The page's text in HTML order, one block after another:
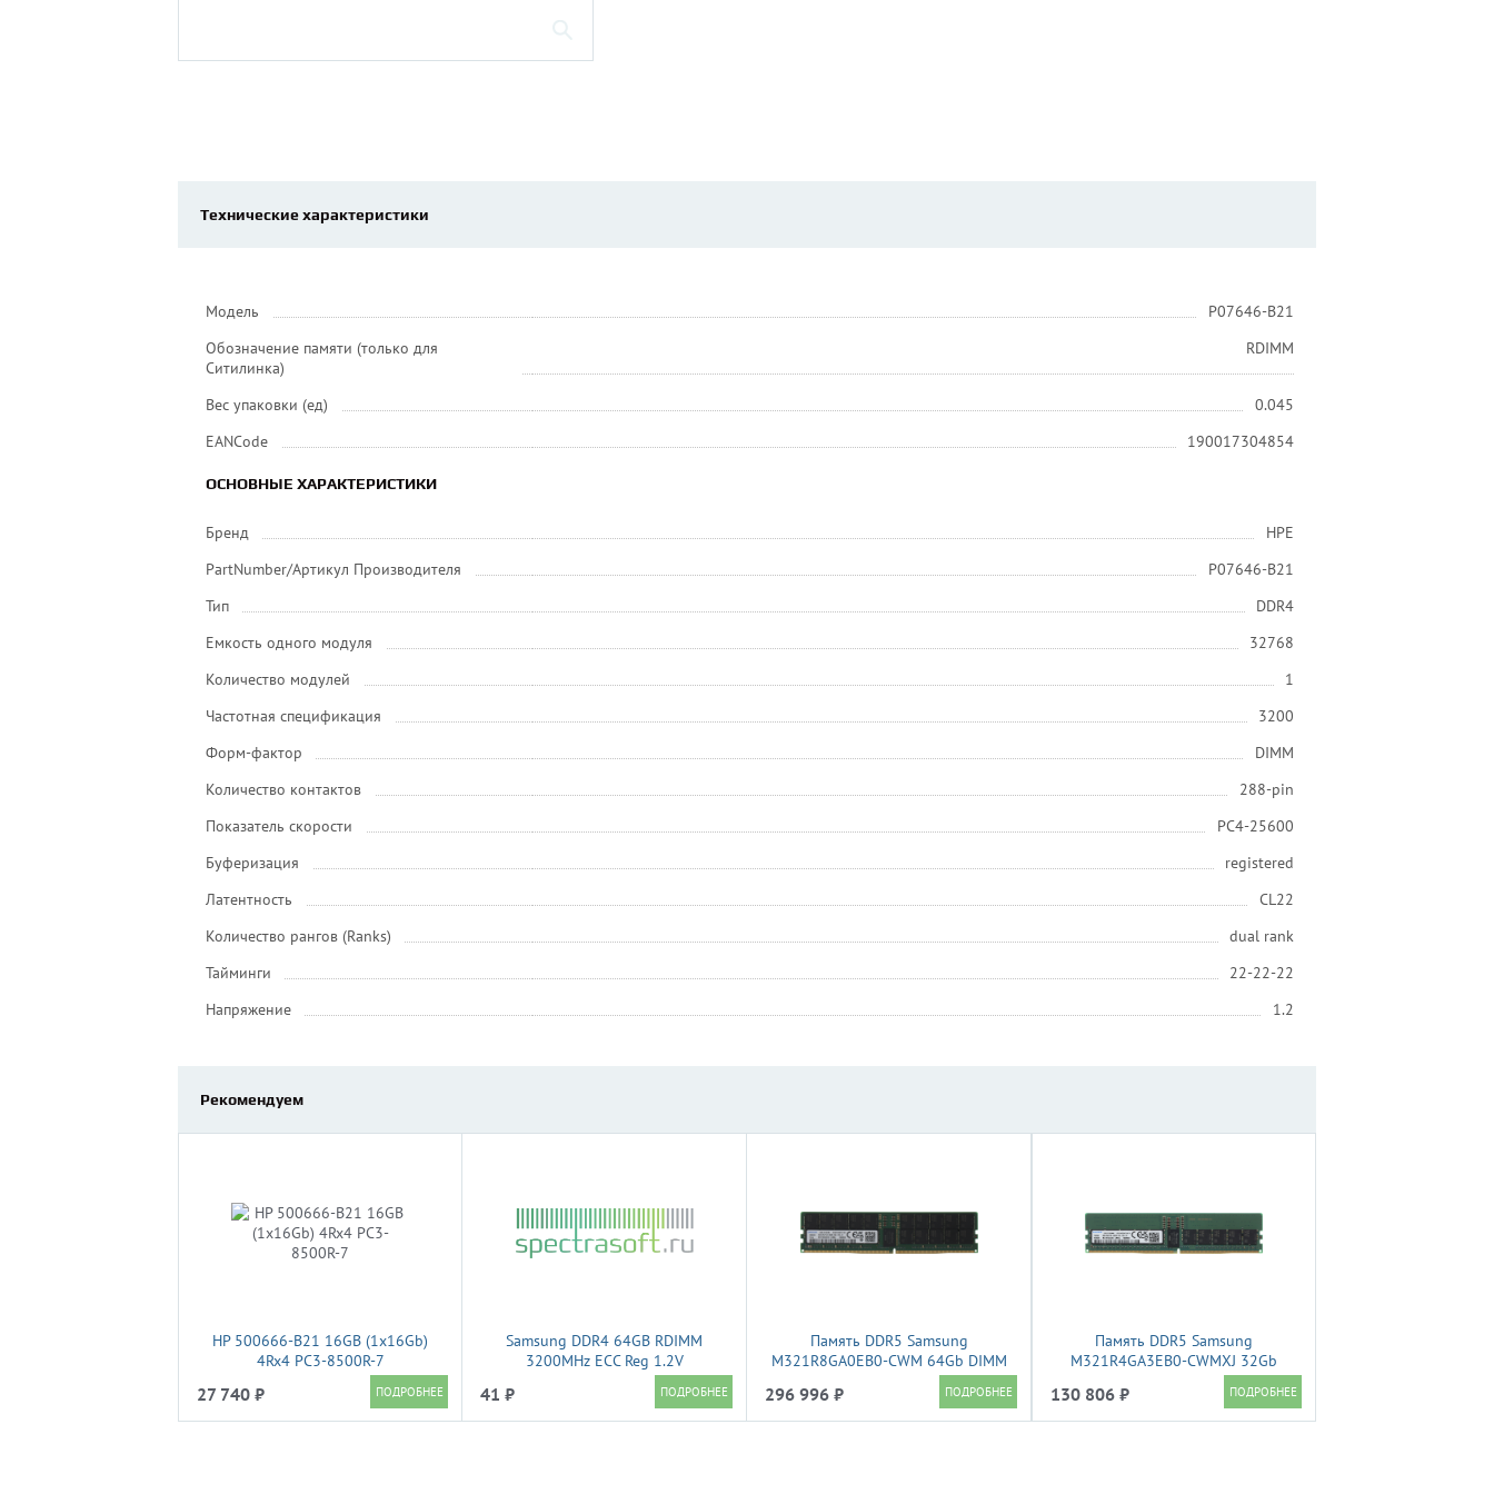
Технические характеристики
Модель
P07646-B21
Обозначение памяти (только для
Ситилинка)
RDIMM
Вес упаковки (ед)
0.045
EANCode
190017304854
ОСНОВНЫЕ ХАРАКТЕРИСТИКИ
Бренд
HPE
PartNumber/Артикул Производителя
P07646-B21
Тип
DDR4
Емкость одного модуля
32768
Количество модулей
1
Частотная спецификация
3200
Форм-фактор
DIMM
Количество контактов
288-pin
Показатель скорости
PC4-25600
Буферизация
registered
Латентность
CL22
Количество рангов (Ranks)
dual rank
Тайминги
22-22-22
Напряжение
1.2
Рекомендуем
HP 500666-B21 16GB (1x16Gb)
4Rx4 PC3-8500R-7
27 740 ₽
Samsung DDR4 64GB RDIMM
3200MHz ECC Reg 1.2V
(M393A8G40AB2-CWE(BQ))
41 ₽
Память DDR5 Samsung
M321R8GA0EB0-CWM 64Gb DIMM
ECC Reg PC5-44800 5600MHz
296 996 ₽
Память DDR5 Samsung
M321R4GA3EB0-CWMXJ 32Gb
RDIMM Reg PC5-44800 5600MHz
130 806 ₽